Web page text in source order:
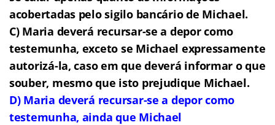
acobertadas pelo sigilo bancário de Michael.
C) Maria deverá recursar-se a depor como
testemunha, exceto se Michael expressamente
autorizá-la, caso em que deverá informar o que
souber, mesmo que isto prejudique Michael.
D) Maria deverá recursar-se a depor como
testemunha, ainda que Michael